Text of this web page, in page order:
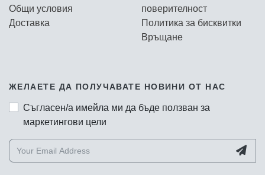
Общи условия
Доставка
поверителност
Политика за бисквитки
Връщане
ЖЕЛАЕТЕ ДА ПОЛУЧАВАТЕ НОВИНИ ОТ НАС
Съгласен/а имейла ми да бъде ползван за
маркетингови цели